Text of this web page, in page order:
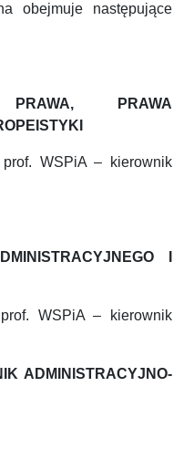
obejmuje następujące
PRAWA
WSPiA – kierownik
I
WSPiA – kierownik
ADMINISTRACYJNO-